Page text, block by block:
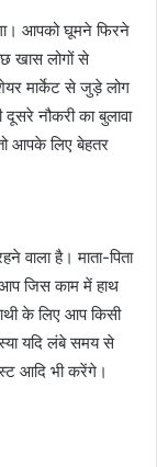
आपको घूमने फिरने
खास लोगों से
मार्केट से जुड़े लोग
नौकरी का बुलावा
आपके लिए बेहतर
है। माता-पिता
जिस काम में हाथ
के लिए आप किसी
यदि लंबे समय से
आदि भी करेंगे।